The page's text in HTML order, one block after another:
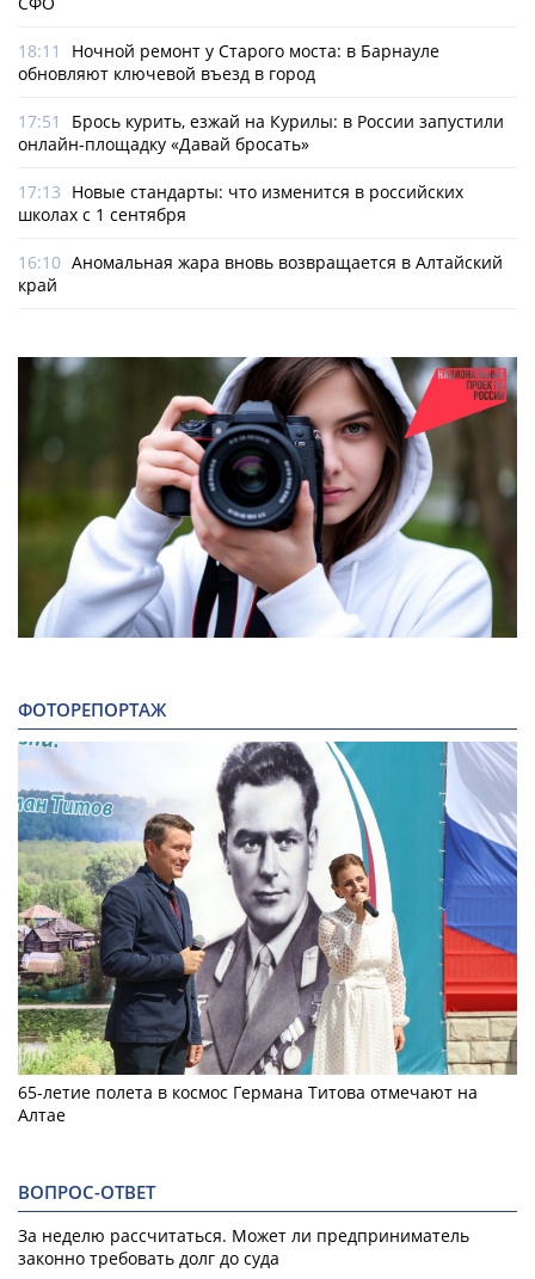
18:11
Ночной ремонт у Старого моста: в Барнауле
обновляют ключевой въезд в город
17:51
Брось курить, езжай на Курилы: в России запустили
онлайн-­площадку «Давай бросать»
17:13 Новые стандарты: что изменится в российских
школах с 1 сентября
16:10 Аномальная жара вновь возвращается в Алтайский
край
ФОТОРЕПОРТАЖ
65-летие полета в космос Германа Титова отмечают на
Алтае
ВОПРОС-ОТВЕТ
За неделю рассчитаться. Может ли предприниматель
законно требовать долг до суда